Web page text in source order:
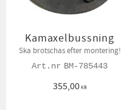
Kamaxelbussning
Ska brotschas efter montering!
BM-785443
355,00KR